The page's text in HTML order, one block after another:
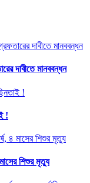
দাবীতে মানববন্ধন
!
শিশুর মৃত্যু